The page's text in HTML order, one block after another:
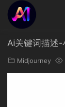
Ai关键词描述-
Midjourney